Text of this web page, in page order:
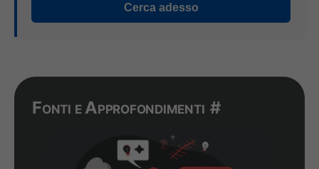
Cerca adesso
Fonti e Approfondimenti #